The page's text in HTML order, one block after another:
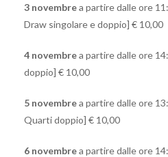
3 novembrea partire dalle ore
Draw singolare e doppio] € 10,00
4 novembrea partire dalle ore
doppio] € 10,00
5 novembrea partire dalle ore
Quarti doppio] € 10,00
6 novembrea partire dalle ore